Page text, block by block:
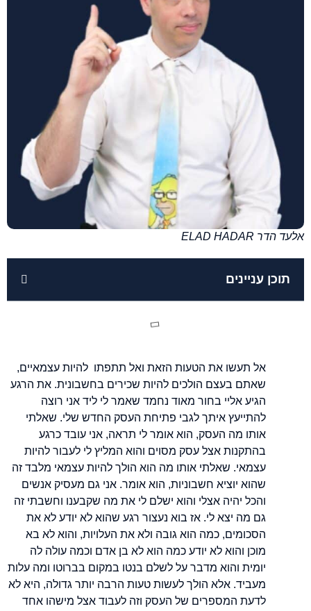
אלעד הדר ELAD HADAR
תוכן עניינים
אל תעשו את הטעות הזאת ואל תתפתו להיות עצמאיים,
שאתם בעצם הולכים להיות שכירים בחשבונית. את הרגע
הגיע אליי בחור מאוד נחמד שאמר לי ליד אני רוצה
להתייעץ איתך לגבי פתיחת העסק החדש שלי. שאלתי
אותו מה העסק, הוא אומר לי תראה, אני עובד כרגע
בהתקנות אצל עסק מסוים והוא המליץ לי לעבור להיות
עצמאי. שאלתי אותו מה הוא הולך להיות עצמאי מלבד זה
שהוא יוציא חשבוניות, הוא אומר. אני גם מעסיק אנשים
והכל יהיה אצלי והוא ישלם לי את מה שקבענו וחשבתי זה
גם מה יצא לי. אז בוא נעצור רגע שהוא לא יודע לא את
הסכומים, כמה הוא גובה ולא את העלויות, והוא לא בא
מוכן והוא לא יודע כמה הוא לא בן אדם וכמה עולה לה
יומית והוא מדבר על לשלם בנטו במקום בברוטו ומה עלות
מעביד. אלא הולך לעשות טעות הרבה יותר גדולה, היא לא
לדעת המספרים של העסק וזה לעבוד אצל מישהו אחד